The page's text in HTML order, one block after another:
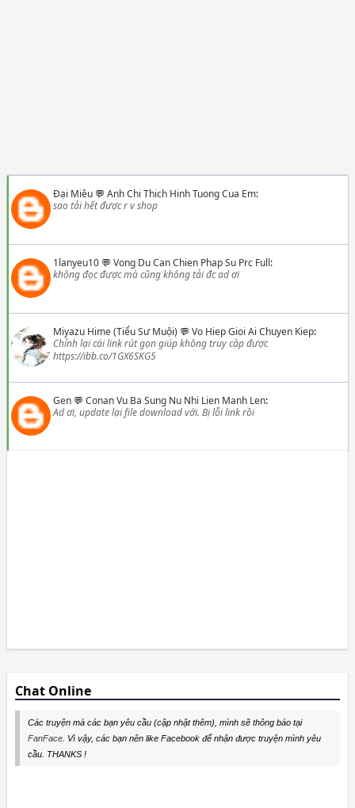
Đại Miêu💬 Anh Chi Thich Hinh Tuong Cua Em:
sao tải hết được r v shop
1lanyeu10💬 Vong Du Can Chien Phap Su Prc Full:
không đọc được mà cũng không tải đc ad ơi
Miyazu Hime (Tiểu Sư Muội) 💬 Vo Hiep Gioi Ai Chuyen Kiep:
Chỉnh lại cái link rút gọn giúp không truy cập được
https://ibb.co/1GX6SKG5
Gen💬 Conan Vu Ba Sung Nu Nhi Lien Manh Len:
Ad ơi, update lại file download với. Bị lỗi link rồi
Chat Online
Các truyện mà các bạn yêu cầu (cập nhật thêm), mình sẽ thông báo tại
FanFace. Vì vậy, các bạn nên like Facebook để nhận được truyện mình yêu
cầu. THANKS !